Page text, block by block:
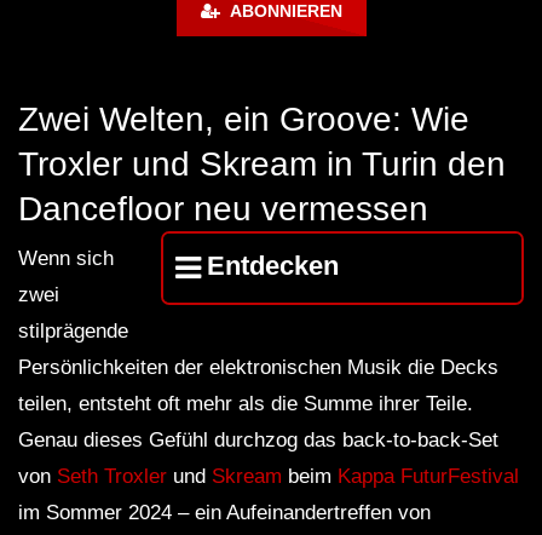
ABONNIEREN
Zwei Welten, ein Groove: Wie
Troxler und Skream in Turin den
Dancefloor neu vermessen
Entdecken
Wenn sich
zwei
stilprägende
Persönlichkeiten der elektronischen Musik die Decks
teilen, entsteht oft mehr als die Summe ihrer Teile.
Genau dieses Gefühl durchzog das back-to-back-Set
von Seth Troxler und Skream beim Kappa FuturFestival
im Sommer 2024 – ein Aufeinandertreffen von